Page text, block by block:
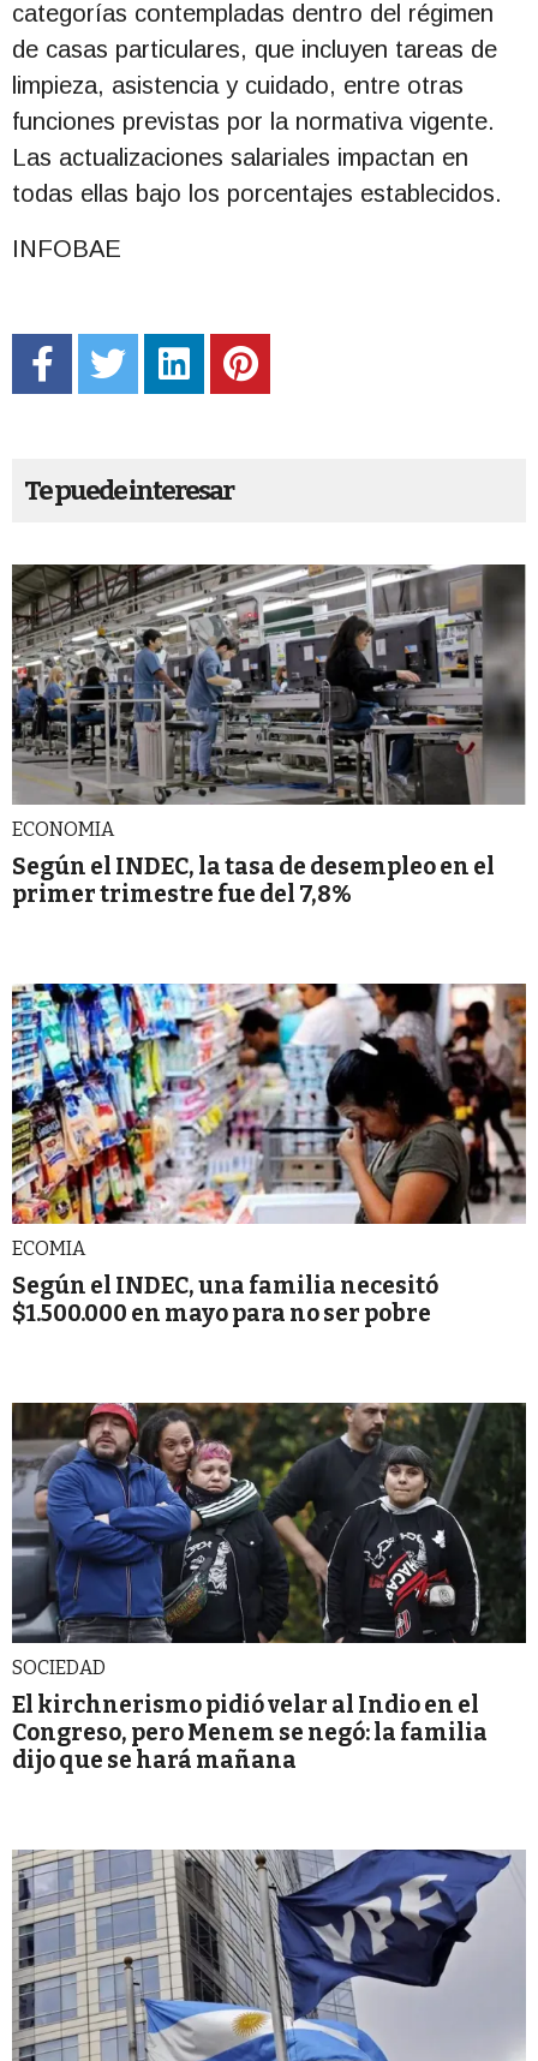
categorías contempladas dentro del régimen
de casas particulares, que incluyen tareas de
limpieza, asistencia y cuidado, entre otras
funciones previstas por la normativa vigente.
Las actualizaciones salariales impactan en
todas ellas bajo los porcentajes establecidos.
INFOBAE
Te puede interesar
ECONOMIA
Según el INDEC, la tasa de desempleo en el
primer trimestre fue del 7,8%
ECOMIA
Según el INDEC, una familia necesitó
$1.500.000 en mayo para no ser pobre
SOCIEDAD
El kirchnerismo pidió velar al Indio en el
Congreso, pero Menem se negó: la familia
dijo que se hará mañana